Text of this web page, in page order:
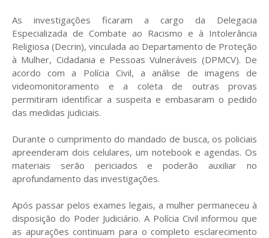
As investigações ficaram a cargo da Delegacia
Especializada de Combate ao Racismo e à Intolerância
Religiosa (Decrin), vinculada ao Departamento de Proteção
à Mulher, Cidadania e Pessoas Vulneráveis (DPMCV). De
acordo com a Polícia Civil, a análise de imagens de
videomonitoramento e a coleta de outras provas
permitiram identificar a suspeita e embasaram o pedido
das medidas judiciais.
Durante o cumprimento do mandado de busca, os policiais
apreenderam dois celulares, um notebook e agendas. Os
materiais serão periciados e poderão auxiliar no
aprofundamento das investigações.
Após passar pelos exames legais, a mulher permaneceu à
disposição do Poder Judiciário. A Polícia Civil informou que
as apurações continuam para o completo esclarecimento